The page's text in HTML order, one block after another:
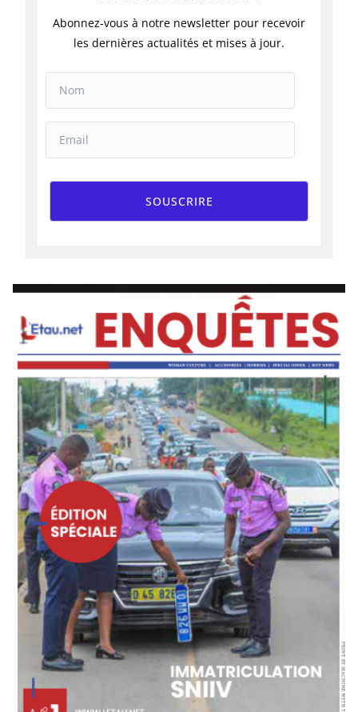
Abonnez-vous à notre newsletter pour recevoir
les dernières actualités et mises à jour.
SOUSCRIRE